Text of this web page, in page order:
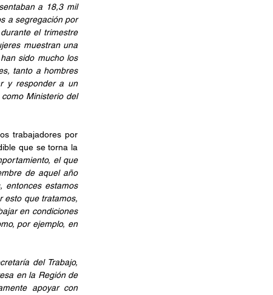
a 18,3 mil
a segregación por
el trimestre
muestran una
sido mucho los
tanto a hombres
y responder a un
Ministerio del
trabajadores por
que se torna la
el que
de aquel año
entonces estamos
esto que tratamos,
en condiciones
por ejemplo, en
del Trabajo,
en la Región de
apoyar con